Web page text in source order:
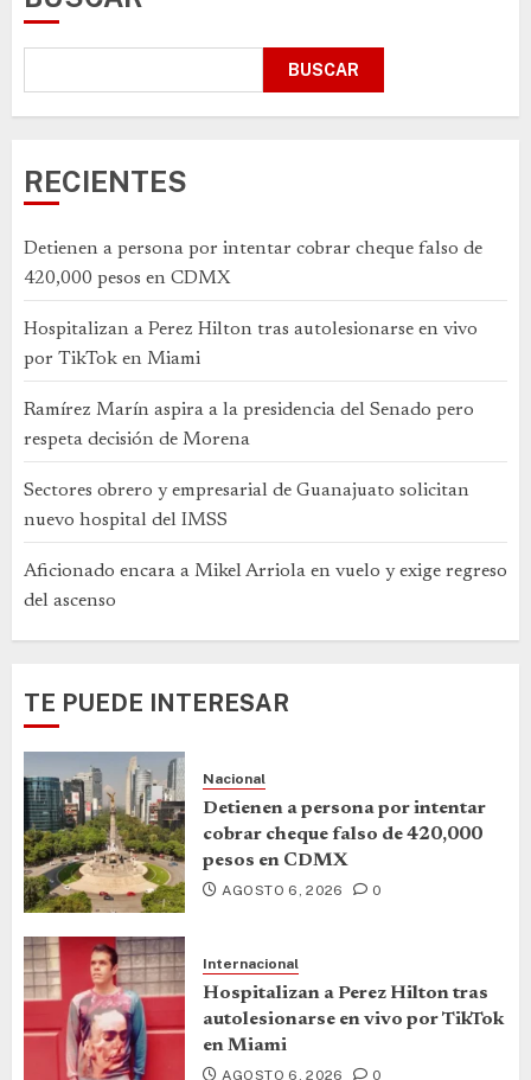
BUSCAR
RECIENTES
Detienen a persona por intentar cobrar cheque falso de
420,000 pesos en CDMX
Hospitalizan a Perez Hilton tras autolesionarse en vivo
por TikTok en Miami
Ramírez Marín aspira a la presidencia del Senado pero
respeta decisión de Morena
Sectores obrero y empresarial de Guanajuato solicitan
nuevo hospital del IMSS
Aficionado encara a Mikel Arriola en vuelo y exige regreso
del ascenso
TE PUEDE INTERESAR
Nacional
Detienen a persona por intentar
cobrar cheque falso de 420,000
pesos en CDMX
AGOSTO 6, 2026 0
Internacional
Hospitalizan a Perez Hilton tras
autolesionarse en vivo por TikTok
en Miami
AGOSTO 6, 2026 0